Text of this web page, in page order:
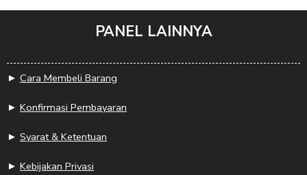
PANEL LAINNYA
► Cara Membeli Barang
► Konfirmasi Pembayaran
► Syarat & Ketentuan
► Kebijakan Privasi